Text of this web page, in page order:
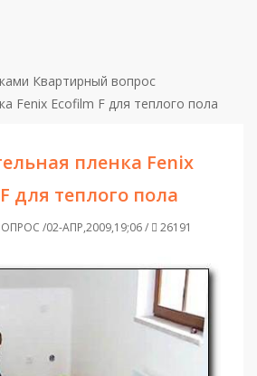
Квартирный вопрос
Fenix Ecofilm F для теплого пола
пленка Fenix
для теплого пола
/02-АПР,2009,19;06 / 26191